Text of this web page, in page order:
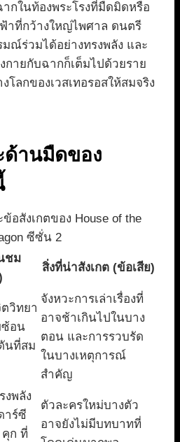
กในท้องพระโรงที่มืดมิดหรือ
าที่กว้างใหญ่ไพศาล ดนตรี
มณ์ร่วมได้อย่างทรงพลัง และ
กายกับฉากก็เต็มไปด้วยราย
โลกของเวสเทอรอสให้สมจริง
ด้านมืดของ
อสังเกตของ House of the
ซีซั่น 2
ชม
สิ่งที่น่าสังเกต (ข้อเสีย)
ตวิทยา
ซ้อน
นที่สม
จังหวะการเล่าเรื่องที่
อาจช้าเกินไปในบาง
ตอน และการรวบรัด
ในบางเหตุการณ์
สำคัญ
งพลัง
าร์ซี
คุก ที่
ตัวละครใหม่บางตัว
อาจยังไม่มีบทบาทที่